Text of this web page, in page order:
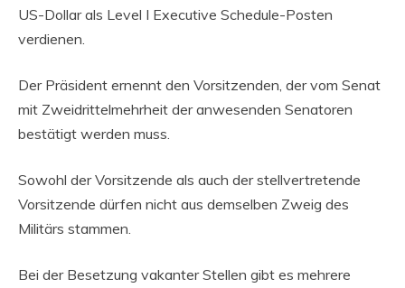
US-Dollar als Level I Executive Schedule-Posten
verdienen.
Der Präsident ernennt den Vorsitzenden, der vom Senat
mit Zweidrittelmehrheit der anwesenden Senatoren
bestätigt werden muss.
Sowohl der Vorsitzende als auch der stellvertretende
Vorsitzende dürfen nicht aus demselben Zweig des
Militärs stammen.
Bei der Besetzung vakanter Stellen gibt es mehrere